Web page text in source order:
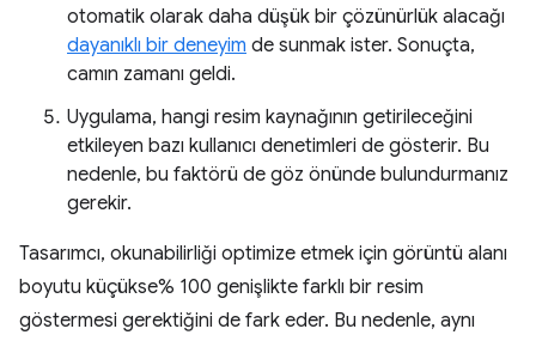
otomatik olarak daha düşük bir çözünürlük alacağı
dayanıklı bir deneyim de sunmak ister. Sonuçta,
camın zamanı geldi.
Uygulama, hangi resim kaynağının getirileceğini
etkileyen bazı kullanıcı denetimleri de gösterir. Bu
nedenle, bu faktörü de göz önünde bulundurmanız
gerekir.
Tasarımcı, okunabilirliği optimize etmek için görüntü alanı
boyutu küçükse% 100 genişlikte farklı bir resim
göstermesi gerektiğini de fark eder. Bu nedenle, aynı